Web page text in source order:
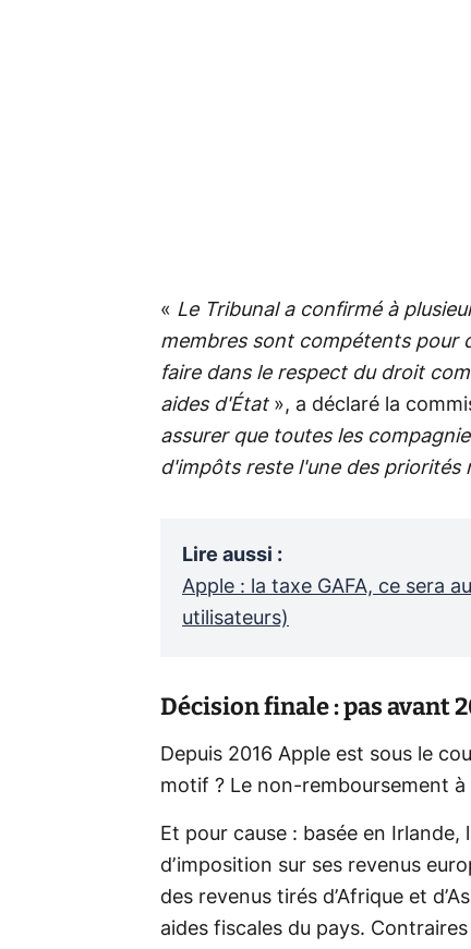
« Le Tribunal a confirmé à
membres sont compétents pour
faire dans le respect du droit
aides d'État», a déclaré la
assurer que toutes les
d'impôts reste l'une des priorités
Lire aussi :
Apple : la taxe GAFA, ce sera
utilisateurs)
Décision finale : pas avant
Depuis 2016 Apple est sous le
motif ? Le non-remboursement à
Et pour cause : basée en
d’imposition sur ses revenus
des revenus tirés d’Afrique et
aides fiscales du pays.